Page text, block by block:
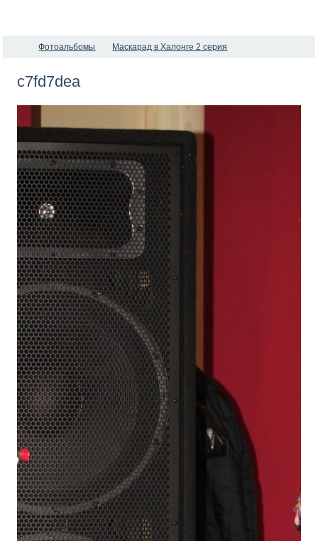
Фотоальбомы Маскарад в Халонге 2 серия
c7fd7dea